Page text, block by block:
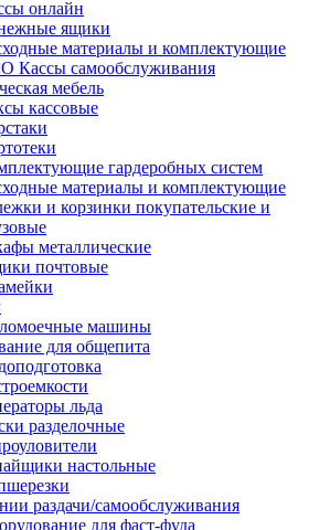
онлайн
ящики
материалы и комплектующие
Кассы самообслуживания
мебель
кассовые
гардеробных систем
материалы и комплектующие
и корзинки покупательские и
металлические
почтовые
машины
для общепита
льда
разделочные
настольные
раздачи/самообслуживания
для фаст-фуда